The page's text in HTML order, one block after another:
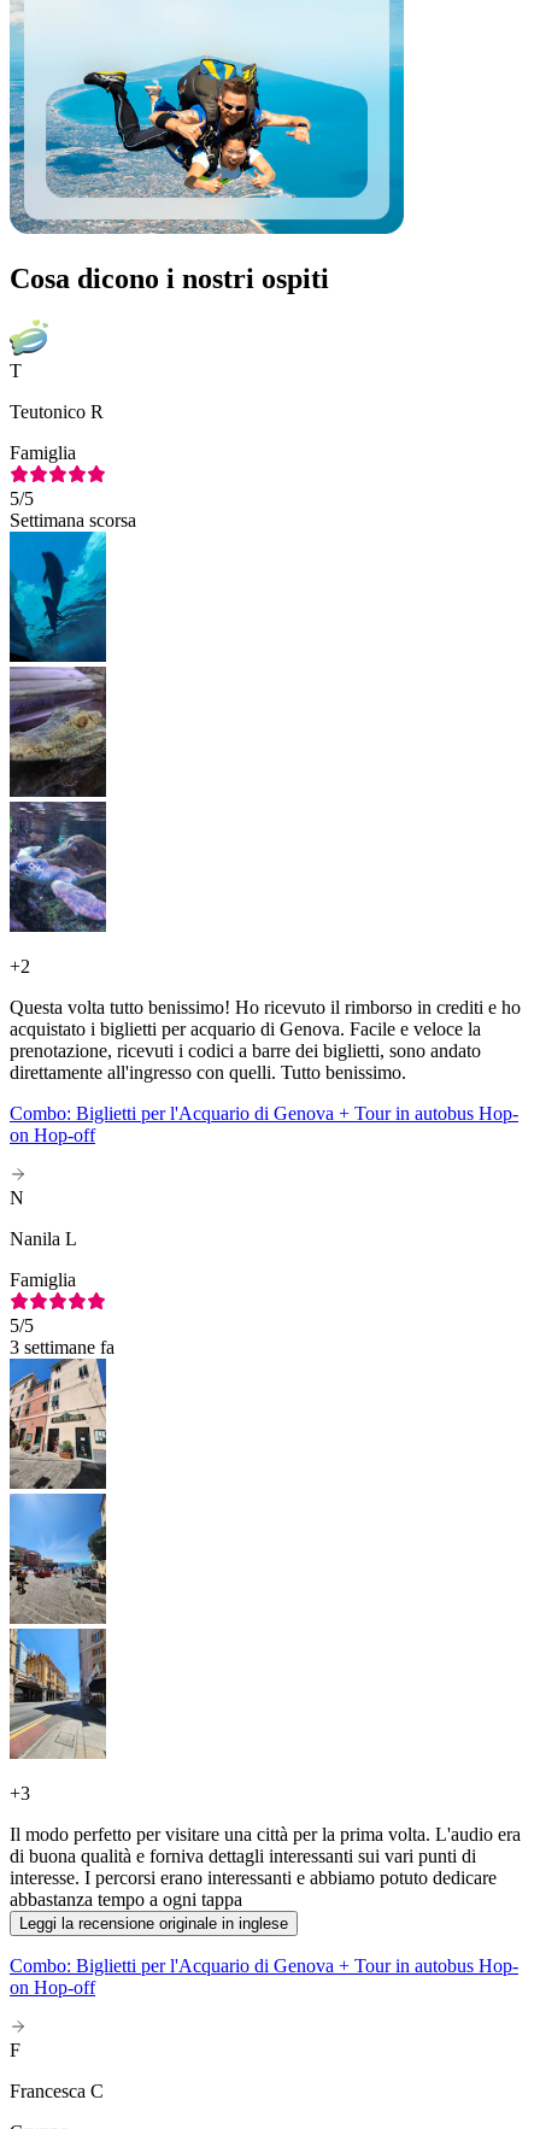
Cosa dicono i nostri ospiti
T
Teutonico R
Famiglia
5/5
Settimana scorsa
+2
Questa volta tutto benissimo! Ho ricevuto il rimborso in crediti e ho
acquistato i biglietti per acquario di Genova. Facile e veloce la
prenotazione, ricevuti i codici a barre dei biglietti, sono andato
direttamente all'ingresso con quelli. Tutto benissimo.
Combo: Biglietti per l'Acquario di Genova + Tour in autobus Hop-
on Hop-off
N
Nanila L
Famiglia
5/5
3 settimane fa
+3
Il modo perfetto per visitare una città per la prima volta. L'audio era
di buona qualità e forniva dettagli interessanti sui vari punti di
interesse. I percorsi erano interessanti e abbiamo potuto dedicare
abbastanza tempo a ogni tappa
Leggi la recensione originale in inglese
Combo: Biglietti per l'Acquario di Genova + Tour in autobus Hop-
on Hop-off
F
Francesca C